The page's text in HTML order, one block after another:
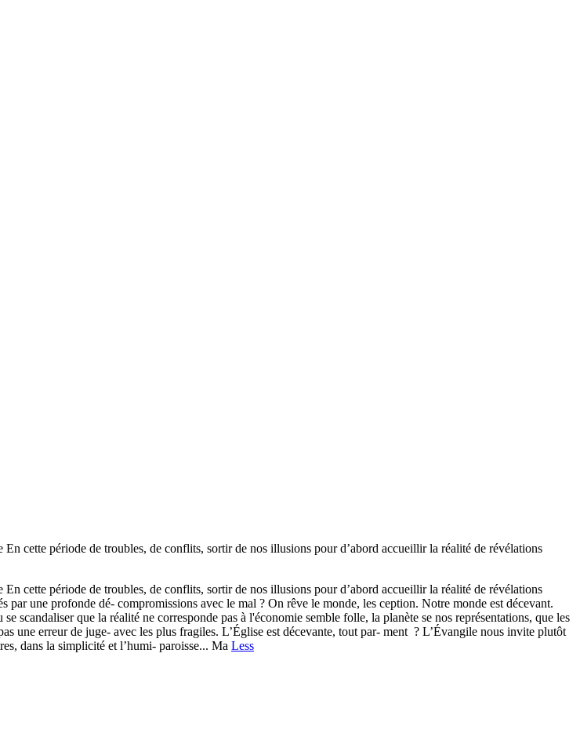
cette période de troubles, de conflits, sortir de nos illusions pour d’abord accueillir la réalité de révélations
cette période de troubles, de conflits, sortir de nos illusions pour d’abord accueillir la réalité de révélations
une profonde dé- compromissions avec le mal ? On rêve le monde, les ception. Notre monde est décevant.
scandaliser que la réalité ne corresponde pas à l'économie semble folle, la planète se nos représentations, que les
une erreur de juge- avec les plus fragiles. L’Église est décevante, tout par- ment ? L’Évangile nous invite plutôt
dans la simplicité et l’humi- paroisse... Ma Less